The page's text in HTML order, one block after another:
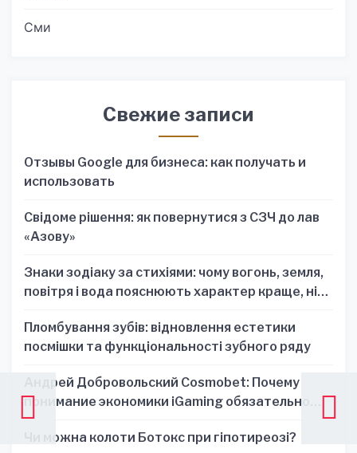
Сми
Свежие записи
Отзывы Google для бизнеса: как получать и
использовать
Свідоме рішення: як повернутися з СЗЧ до лав
«Азову»
Знаки зодіаку за стихіями: чому вогонь, земля,
повітря і вода пояснюють характер краще, ніж
Пломбування зубів: відновлення естетики
посмішки та функціональності зубного ряду
Андрей Добровольский Cosmobet: Почему
понимание экономики iGaming обязательно
для стратегических решений
Чи можна колоти Ботокс при гіпотиреозі?